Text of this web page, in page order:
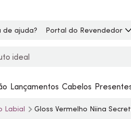
de ajuda? Portal do Revendedor
Lançamentos Cabelos
Labial Gloss Vermelho Niina